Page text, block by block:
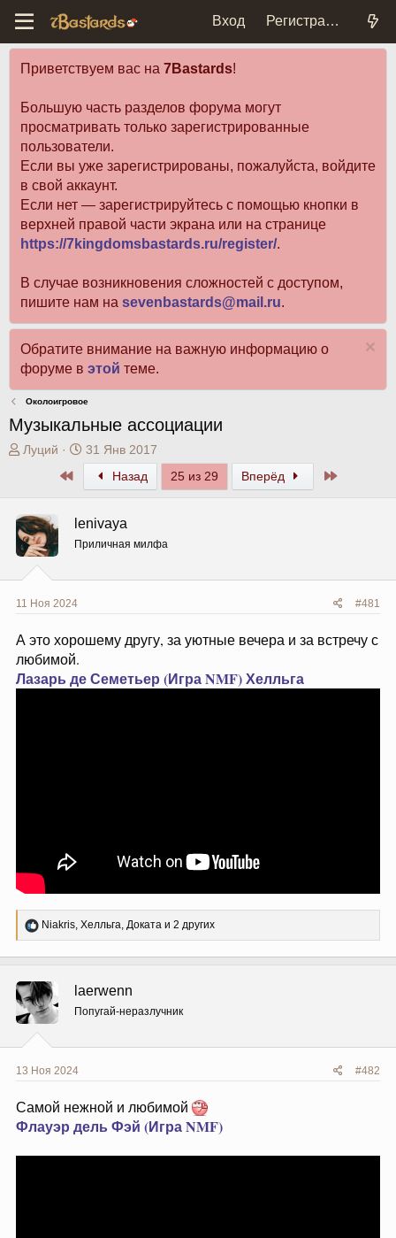
Вход Регистрация
Приветствуем вас на 7Bastards!
Большую часть разделов форума могут
просматривать только зарегистрированные
пользователи.
Если вы уже зарегистрированы, пожалуйста, войдите
в свой аккаунт.
Если нет — зарегистрируйтесь с помощью кнопки в
верхней правой части экрана или на странице
https://7kingdomsbastards.ru/register/.
В случае возникновения сложностей с доступом,
пишите нам на sevenbastards@mail.ru.
Обратите внимание на важную информацию о
форуме в этой теме.
Околоигровое
Музыкальные ассоциации
А
р
т
е
ы
Луций
Д
а
а
ч
л
31 Янв 2017
ПервыйНазад 25 из 29 Вперёд
lenivaya
Приличная милфа
11 Ноя 2024 #481
А это хорошему другу, за уютные вечера и за встречу с
любимой.
Лазарь де Семетьер (Игра NMF)Хелльга
Р
ц
и
и
:
Niakris Хелльга Доката и 2 других
laerwenn
Попугай-неразлучник
13 Ноя 2024 #482
Самой нежной и любимой
Флауэр дель Фэй (Игра NMF)